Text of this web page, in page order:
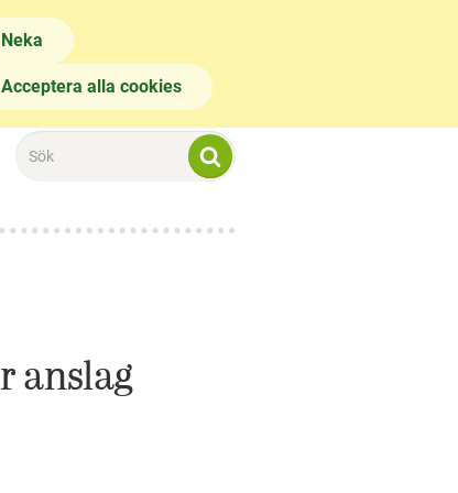
Neka
Acceptera alla cookies
anslag